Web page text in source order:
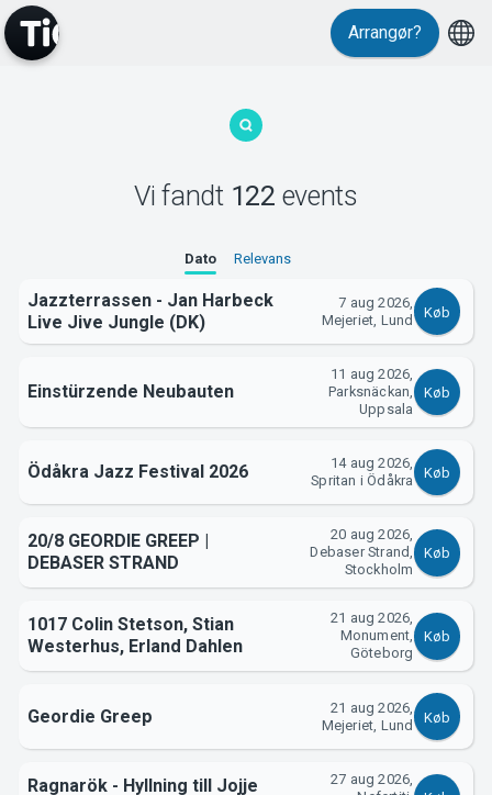
MyTickster
Support
Om Tickster
Arrangør?
Vi fandt 122 events
Dato Relevans
Jazzterrassen - Jan Harbeck
Live Jive Jungle (DK)
7 aug 2026,
Mejeriet, Lund
Køb
Einstürzende Neubauten
11 aug 2026,
Parksnäckan,
Uppsala
Køb
Ödåkra Jazz Festival 2026
14 aug 2026,
Spritan i Ödåkra
Køb
20/8 GEORDIE GREEP |
DEBASER STRAND
20 aug 2026,
Debaser Strand,
Stockholm
Køb
1017 Colin Stetson, Stian
Westerhus, Erland Dahlen
21 aug 2026,
Monument,
Göteborg
Køb
Geordie Greep
21 aug 2026,
Mejeriet, Lund
Køb
Ragnarök - Hyllning till Jojje
27 aug 2026,